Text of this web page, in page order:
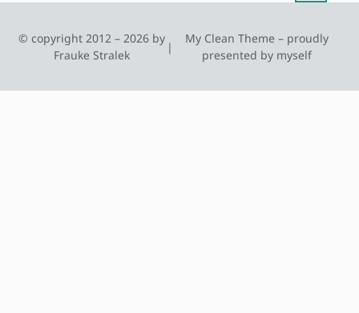
© copyright 2012 – 2026 by
Frauke Stralek
|
My Clean Theme – proudly
presented by myself